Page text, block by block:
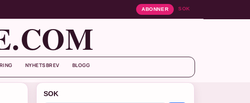
ABONNER SOK
NYHETSBREV BLOGG
SOK